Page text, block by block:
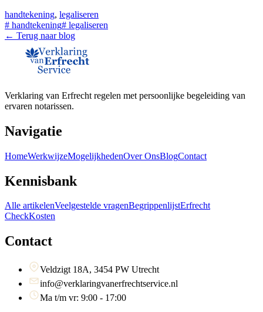
handtekening, legaliseren
# handtekening# legaliseren
← Terug naar blog
Verklaring van Erfrecht regelen met persoonlijke begeleiding van
ervaren notarissen.
Navigatie
HomeWerkwijzeMogelijkhedenOver OnsBlogContact
Kennisbank
Alle artikelenVeelgestelde vragenBegrippenlijstErfrecht
CheckKosten
Contact
Veldzigt 18A, 3454 PW Utrecht
info@verklaringvanerfrechtservice.nl
Ma t/m vr: 9:00 - 17:00